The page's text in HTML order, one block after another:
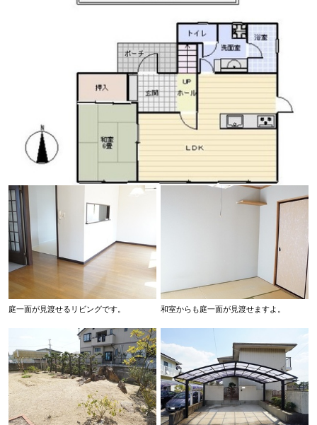
庭一面が見渡せるリビングです。 和室からも庭一面が見渡せますよ。